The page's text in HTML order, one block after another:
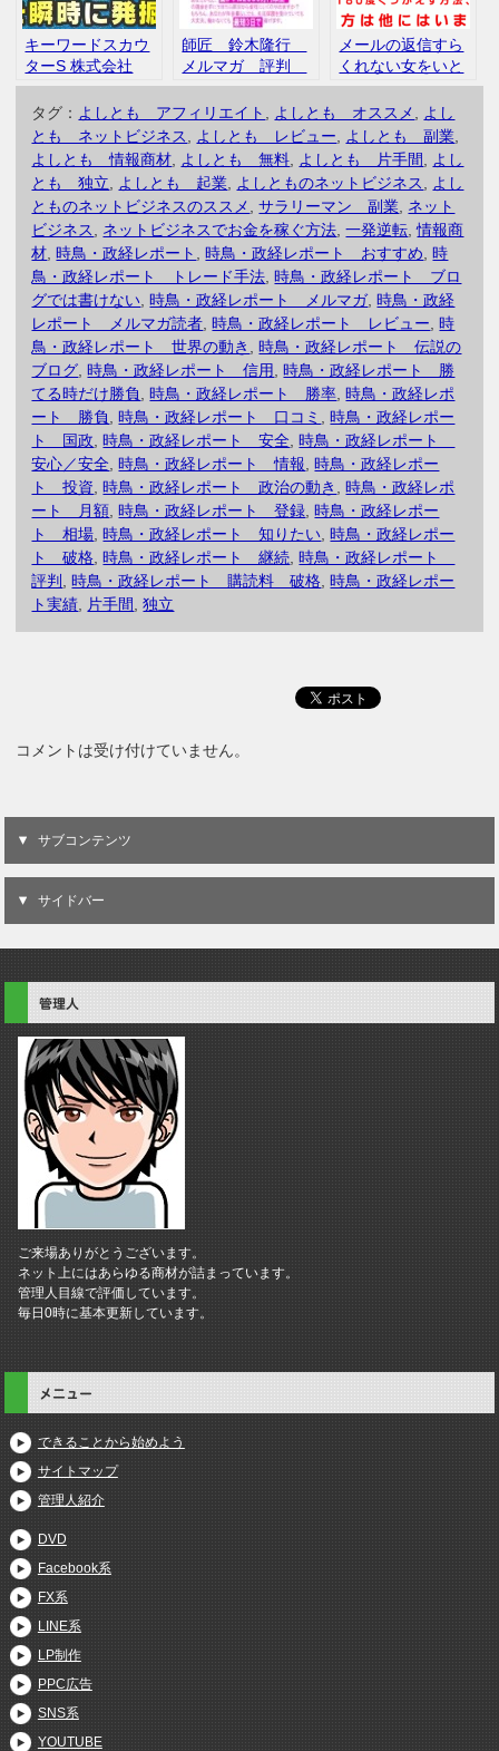
キーワードスカウ
ターS 株式会社
Catch the Web
検索ツール
師匠 鈴木隆行
メルマガ 評判
口コミ レビュ
ー
メールの返信すら
くれない女をいと
も簡単に復活させ
て彼女にする方
法 ～好きなあい
つの心を取り戻す
脅威の復活マニュ
アル～
タグ： よしとも アフィリエイト よしとも オススメ
よし
とも ネットビジネス
よしとも レビュー よしとも 副業
よしとも 情報商材
よしとも 無料 よしとも 片手間
よし
とも 独立
よしとも 起業 よしとものネットビジネス
よし
とものネットビジネスのススメ
,サラリーマン 副業 ネット
ビジネス
ネットビジネスでお金を稼ぐ方法 ,一発逆転 ,情報商
材 ,時鳥・政経レポート ,時鳥・政経レポート おすすめ ,時
鳥・政経レポート トレード手法 ,時鳥・政経レポート ブロ
グでは書けない ,時鳥・政経レポート メルマガ,時鳥・政経
レポート メルマガ読者 ,時鳥・政経レポート レビュー ,時
鳥・政経レポート 世界の動き
,時鳥・政経レポート 伝説の
ブログ ,時鳥・政経レポート 信用 ,時鳥・政経レポート 勝
てる時だけ勝負
,時鳥・政経レポート 勝率 ,時鳥・政経レポ
ート 勝負
,時鳥・政経レポート 口コミ ,時鳥・政経レポー
ト 国政 ,時鳥・政経レポート 安全 ,時鳥・政経レポート
安心／安全 ,時鳥・政経レポート 情報 ,時鳥・政経レポー
ト 投資 ,時鳥・政経レポート 政治の動き ,時鳥・政経レポ
ート 月額 ,時鳥・政経レポート 登録 ,時鳥・政経レポー
ト 相場 ,時鳥・政経レポート 知りたい ,時鳥・政経レポー
ト 破格 ,時鳥・政経レポート 継続 ,時鳥・政経レポート
評判
,時鳥・政経レポート 購読料 破格 ,時鳥・政経レポー
ト実績
片手間 ,独立
コメントは受け付けていません。
サブコンテンツ
サイドバー
管理人
ご来場ありがとうございます。
ネット上にはあらゆる商材が詰まっています。
管理人目線で評価しています。
毎日0時に基本更新しています。
メニュー
できることから始めよう
サイトマップ
管理人紹介
DVD
Facebook系
FX系
LINE系
LP制作
PPC広告
SNS系
YOUTUBE